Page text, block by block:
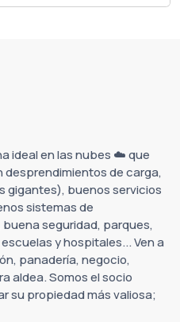
ideal en las nubes ☁️ que
desprendimientos de carga,
gigantes), buenos servicios
sistemas de
seguridad, parques,
y hospitales... Ven a
panadería, negocio,
aldea. Somos el socio
su propiedad más valiosa;